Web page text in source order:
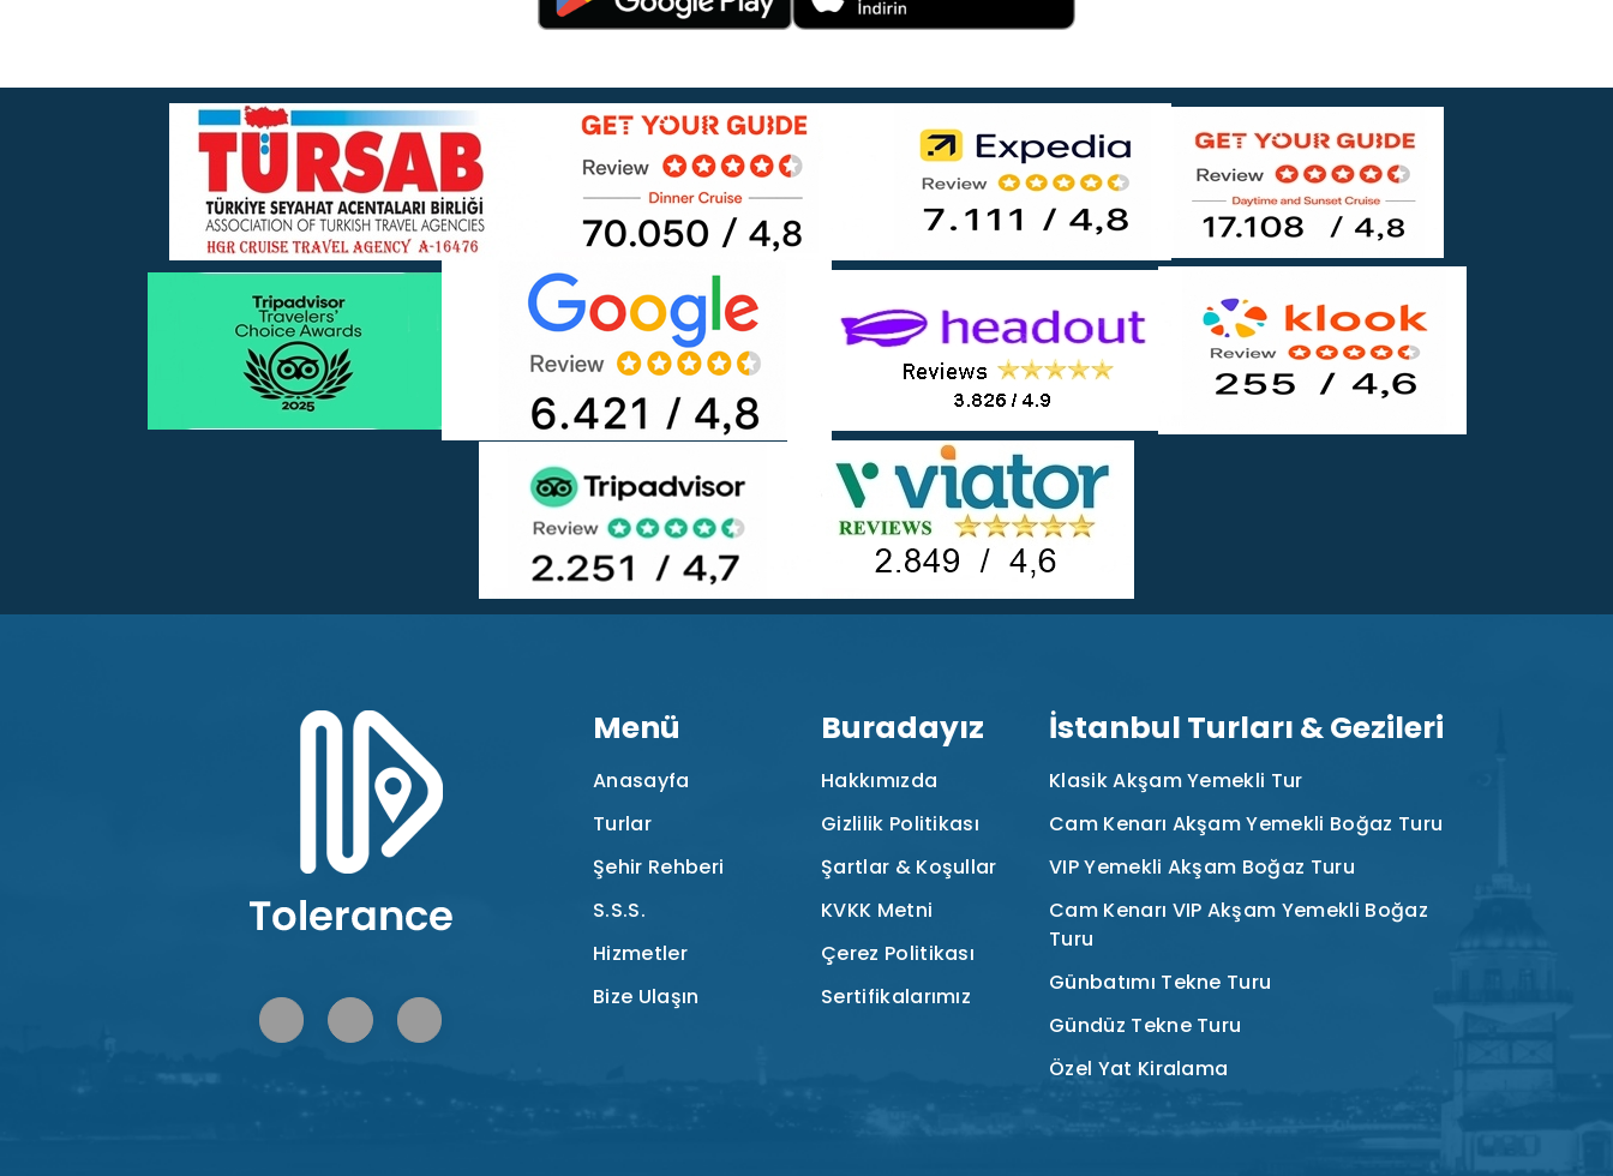
Menü
Anasayfa
Turlar
Şehir Rehberi
S.S.S.
Hizmetler
Bize Ulaşın
Buradayız
Hakkımızda
Gizlilik Politikası
Şartlar & Koşullar
KVKK Metni
Çerez Politikası
Sertifikalarımız
İstanbul Turları & Gezileri
Klasik Akşam Yemekli Tur
Cam Kenarı Akşam Yemekli Boğaz Turu
VIP Yemekli Akşam Boğaz Turu
Cam Kenarı VIP Akşam Yemekli Boğaz
Turu
Günbatımı Tekne Turu
Gündüz Tekne Turu
Özel Yat Kiralama